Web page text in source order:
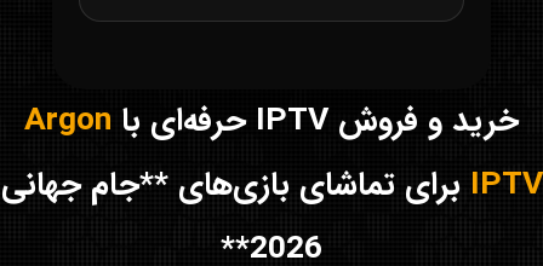
خرید و فروش IPTV حرفه‌ای با
Argon
IPTV برای تماشای بازی‌های **جام جهانی
2026**